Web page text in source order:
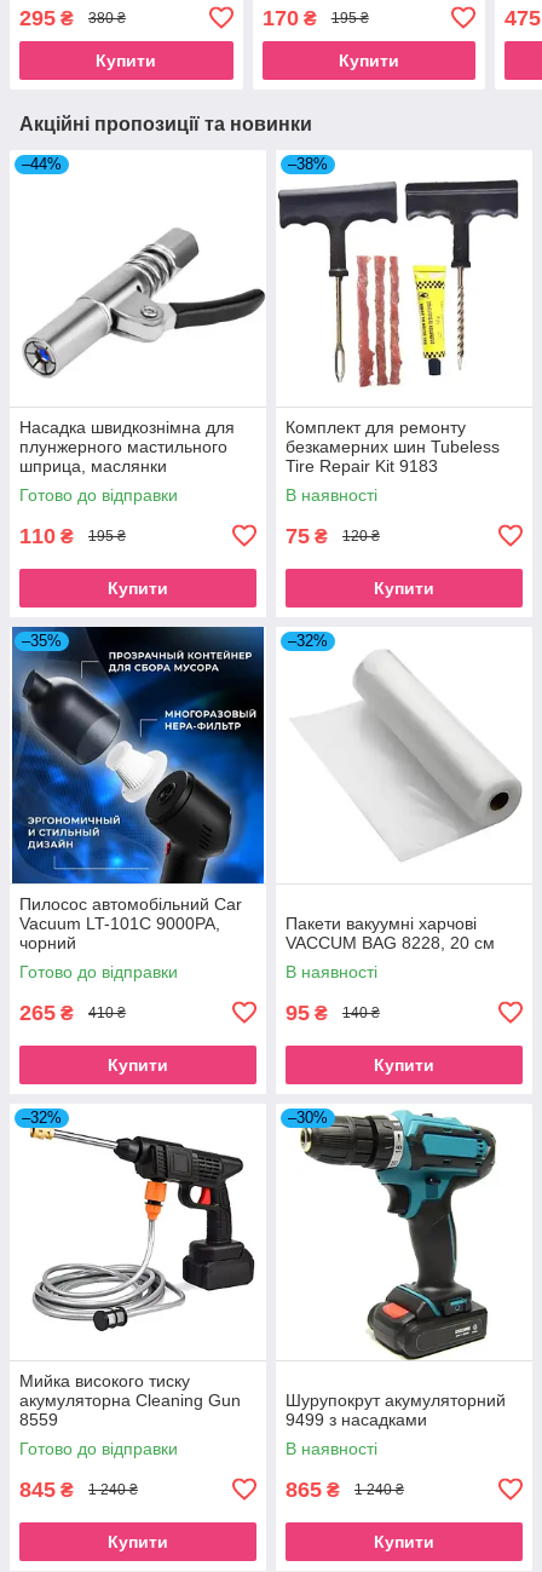
295 ₴ 380 ₴
Купити
170₴ 195 ₴
Купити
475
Акційні пропозиції та новинки
–44%
Насадка швидкознімна для
плунжерного мастильного
шприца, маслянки
Готово до відправки
110 ₴ 195 ₴
Купити
–38%
Комплект для ремонту
безкамерних шин Tubeless
Tire Repair Kit 9183
В наявності
75 ₴ 120 ₴
Купити
–35%
Пилосос автомобільний Car
Vacuum LT-101C 9000PA,
чорний
Готово до відправки
265 ₴ 410 ₴
Купити
–32%
Пакети вакуумні харчові
VACCUM BAG 8228, 20 см
В наявності
95 ₴ 140 ₴
Купити
–32%
Мийка високого тиску
акумуляторна Cleaning Gun
8559
Готово до відправки
845 ₴ 1 240 ₴
Купити
–30%
Шурупокрут акумуляторний
9499 з насадками
В наявності
865 ₴ 1 240 ₴
Купити